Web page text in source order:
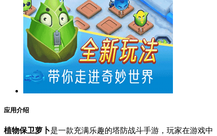
应用介绍
植物保卫萝卜是一款充满乐趣的塔防战斗手游，玩家在游戏中